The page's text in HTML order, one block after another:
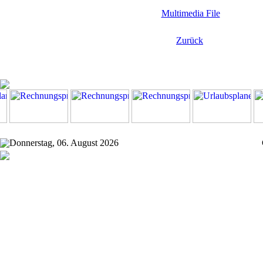
Multimedia File
Zurück
Donnerstag, 06. August 2026